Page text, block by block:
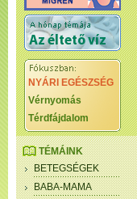
NYÁRI EGÉSZSÉG
Vérnyomás
Térdfájdalom
TÉMÁINK
BETEGSÉGEK
BABA-MAMA